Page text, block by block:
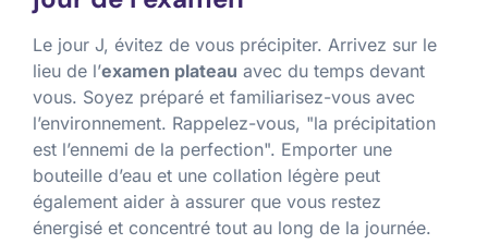
Le jour J, évitez de vous précipiter. Arrivez sur le
lieu de l’examen plateau avec du temps devant
vous. Soyez préparé et familiarisez-vous avec
l’environnement. Rappelez-vous,
la précipitation
est l’ennemi de la perfection . Emporter une
bouteille d’eau et une collation légère peut
également aider à assurer que vous restez
énergisé et concentré tout au long de la journée.